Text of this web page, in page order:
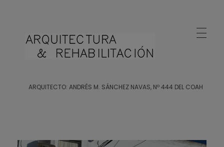
ARQUITECTO: ANDRÉS M. SÁNCHEZ NAVAS, Nº 444 DEL COAH